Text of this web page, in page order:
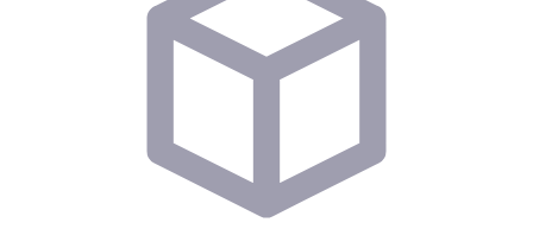
Авторизация
Каталог
Мужские часы